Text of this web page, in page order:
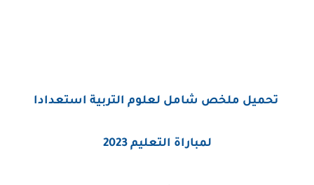
تحميل ملخص شامل لعلوم التربية استعدادا
لمباراة التعليم 2023